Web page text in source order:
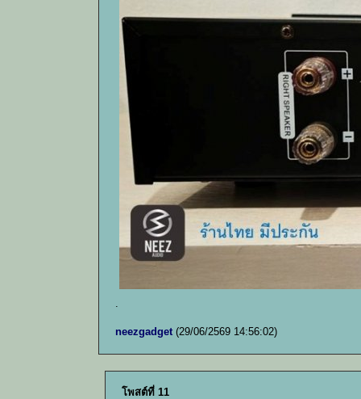
.
neezgadget (29/06/2569 14:56:02)
โพสต์ที่ 11